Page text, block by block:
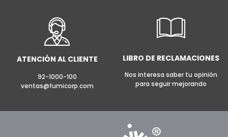
ATENCIÓN AL CLIENTE
92-1000-100
ventas@fumicorp.com
LIBRO DE RECLAMACIONES
Nos interesa saber tu opinión
para seguir mejorando